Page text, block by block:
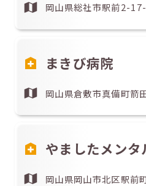
岡山県総社市駅前2-
まきび病院
岡山県倉敷市真備町箭
やましたメンタ
岡山県岡山市北区駅前